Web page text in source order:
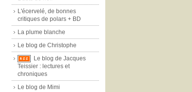
L'écervelé, de bonnes
critiques de polars + BD
La plume blanche
Le blog de Christophe
Le blog de Jacques
Teissier : lectures et
chroniques
Le blog de Mimi